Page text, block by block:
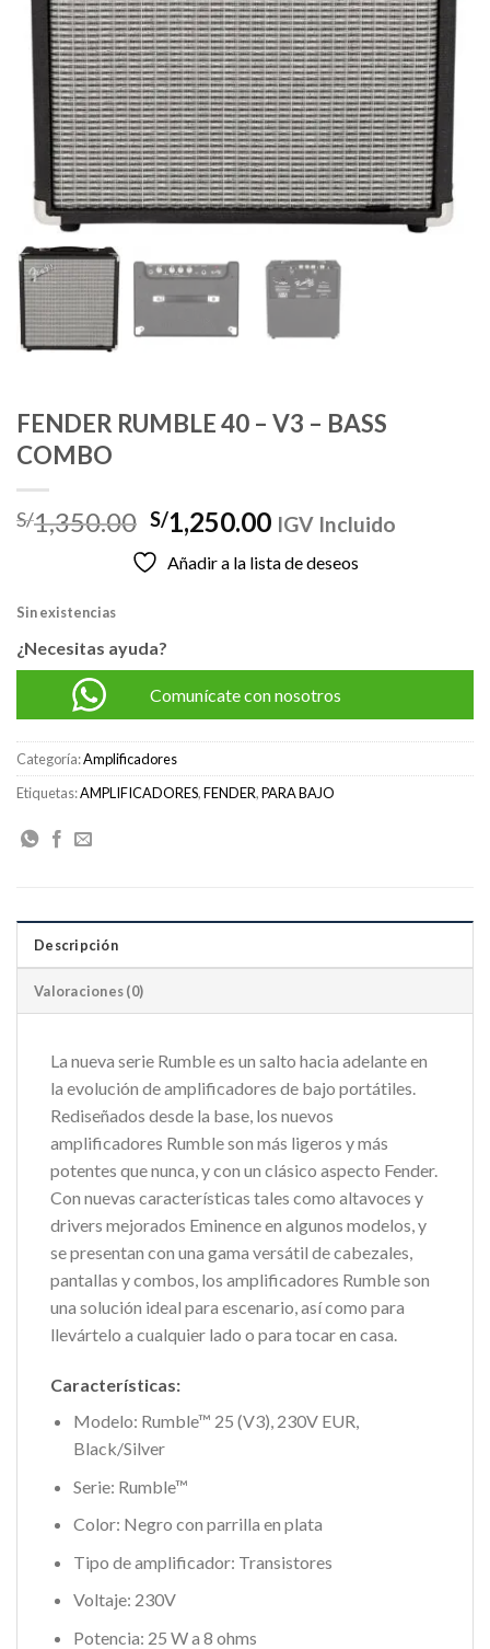
FENDER RUMBLE 40 – V3 – BASS
COMBO
S/1,350.00 El
precio
original
S/1,250.00El
actual
IGV Incluido
Añadir a la lista de deseos
Sin existencias
¿Necesitas ayuda?
Comunícate con nosotros
Categoría:Amplificadores
Etiquetas:AMPLIFICADORES,FENDER,PARA BAJO
Descripción
Valoraciones (0)
La nueva serie Rumble es un salto hacia adelante en
la evolución de amplificadores de bajo portátiles.
Rediseñados desde la base, los nuevos
amplificadores Rumble son más ligeros y más
potentes que nunca, y con un clásico aspecto Fender.
Con nuevas características tales como altavoces y
drivers mejorados Eminence en algunos modelos, y
se presentan con una gama versátil de cabezales,
pantallas y combos, los amplificadores Rumble son
una solución ideal para escenario, así como para
llevártelo a cualquier lado o para tocar en casa.
Características:
Modelo: Rumble™ 25 (V3), 230V EUR,
Black/Silver
Serie: Rumble™
Color: Negro con parrilla en plata
Tipo de amplificador: Transistores
Voltaje: 230V
Potencia: 25 W a 8 ohms